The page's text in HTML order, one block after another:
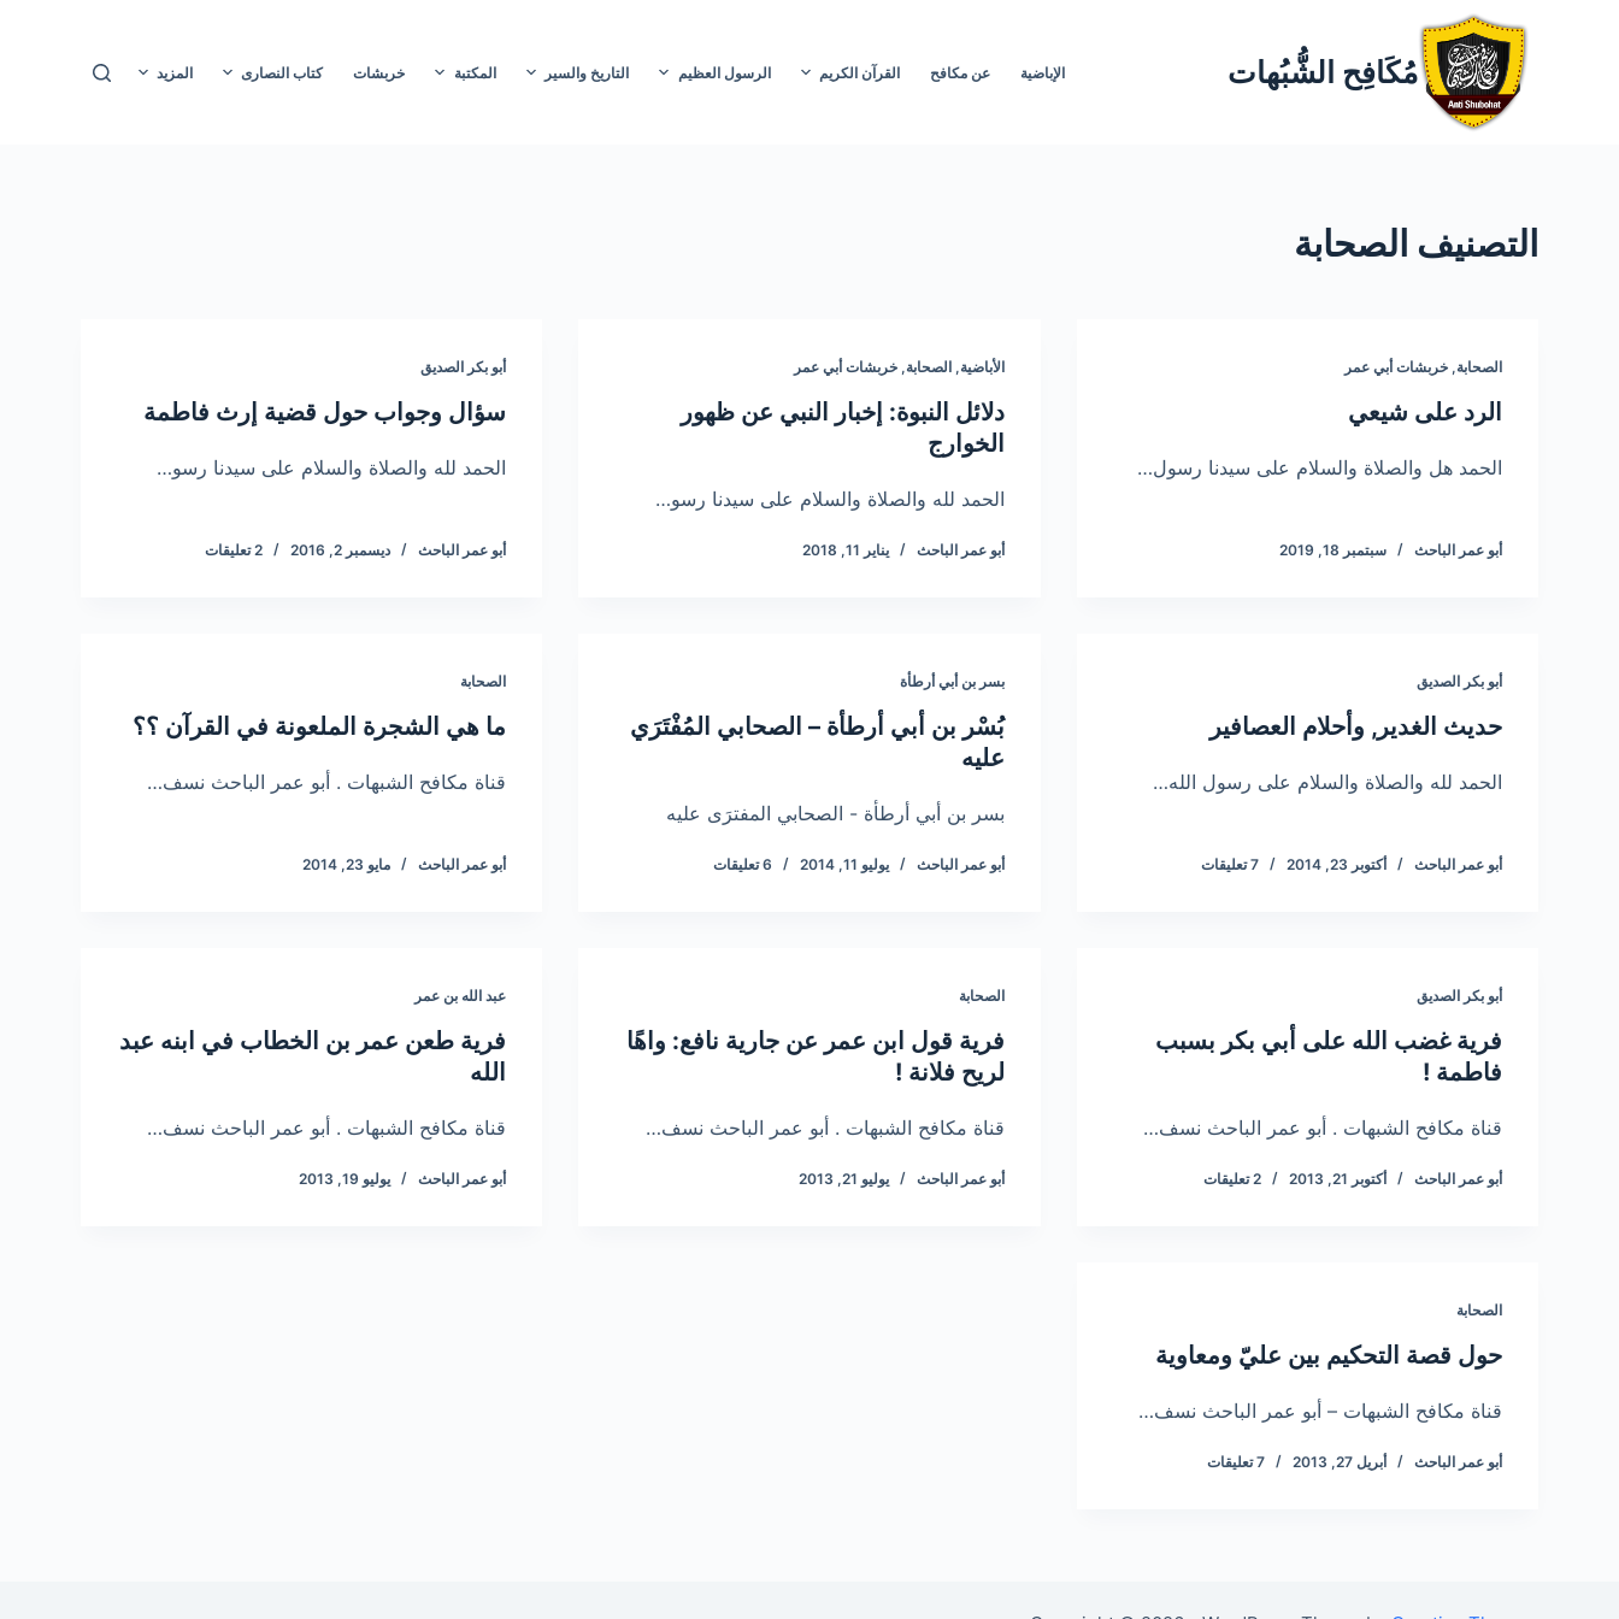
مُكَافِح الشُّبُهات الإباضية عن مكافح القرآن الكريم الرسول العظيم التاريخ والسير المكتبة خربشات كتاب النصارى المزيد
التصنيف الصحابة
الصحابة,خربشات أبي عمر
الرد على شيعي
الحمد هل والصلاة والسلام على سيدنا رسول…
أبو عمر الباحث سبتمبر 18, 2019
الأباضية,الصحابة,خربشات أبي عمر
دلائل النبوة: إخبار النبي عن ظهور
الخوارج
الحمد لله والصلاة والسلام على سيدنا رسو…
أبو عمر الباحث يناير 11, 2018
أبو بكر الصديق
سؤال وجواب حول قضية إرث فاطمة
الحمد لله والصلاة والسلام على سيدنا رسو…
أبو عمر الباحث ديسمبر 2, 2016 2 تعليقات
أبو بكر الصديق
حديث الغدير, وأحلام العصافير
الحمد لله والصلاة والسلام على رسول الله…
أبو عمر الباحث أكتوبر 23, 2014 7 تعليقات
بسر بن أبي أرطأة
بُسْر بن أبي أرطأة – الصحابي المُفْتَرَي
عليه
بسر بن أبي أرطأة - الصحابي المفترَى عليه
أبو عمر الباحث يوليو 11, 2014 6 تعليقات
الصحابة
ما هي الشجرة الملعونة في القرآن ؟؟
قناة مكافح الشبهات . أبو عمر الباحث نسف…
أبو عمر الباحث مايو 23, 2014
أبو بكر الصديق
فرية غضب الله على أبي بكر بسبب
فاطمة !
قناة مكافح الشبهات . أبو عمر الباحث نسف…
أبو عمر الباحث أكتوبر 21, 2013 2 تعليقات
الصحابة
فرية قول ابن عمر عن جارية نافع: واهًا
لريح فلانة !
قناة مكافح الشبهات . أبو عمر الباحث نسف…
أبو عمر الباحث يوليو 21, 2013
عبد الله بن عمر
فرية طعن عمر بن الخطاب في ابنه عبد
الله
قناة مكافح الشبهات . أبو عمر الباحث نسف…
أبو عمر الباحث يوليو 19, 2013
الصحابة
حول قصة التحكيم بين عليّ ومعاوية
قناة مكافح الشبهات – أبو عمر الباحث نسف…
أبو عمر الباحث أبريل 27, 2013 7 تعليقات